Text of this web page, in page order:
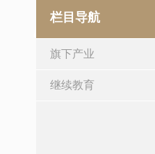
栏目导航
旗下产业
继续教育